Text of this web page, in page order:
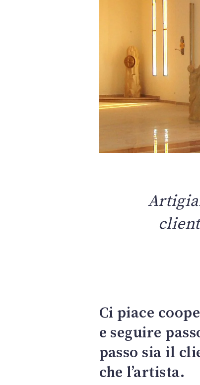
Ci piace
e seguire
passo sia il
che l’artista.